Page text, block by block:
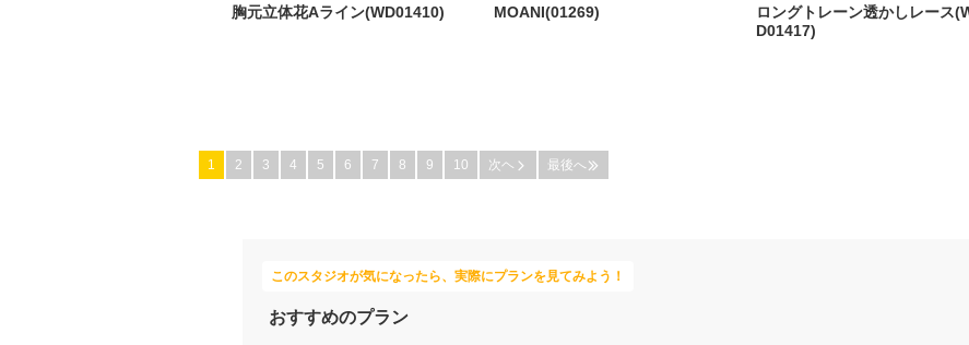
胸元立体花Aライン(WD01410) MOANI(01269)
ロングトレーン透かしレース
D01417)
1 2 3 4 5 6 7 8 9 10 次ヘ 最後へ
このスタジオが気になったら、実際にプランを見てみよう！
おすすめのプラン